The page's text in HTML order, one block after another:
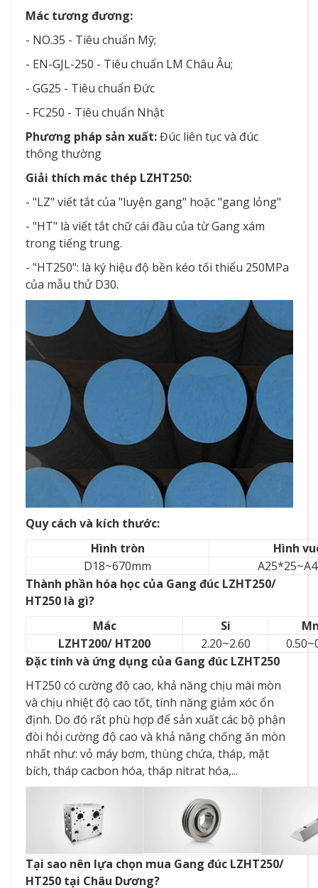
Mác tương đương:
- NO.35 - Tiêu chuẩn Mỹ;
- EN-GJL-250 - Tiêu chuẩn LM Châu Âu;
- GG25 - Tiêu chuẩn Đức
- FC250 - Tiêu chuẩn Nhật
Phương pháp sản xuất:Đúc liên tục và đúc
thông thường
Giải thích mác thép LZHT250:
- "LZ" viết tắt của "luyện gang" hoặc "gang lỏng"
- "HT" là viết tắt chữ cái đầu của từ Gang xám
trong tiếng trung.
- "HT250": là ký hiệu độ bền kéo tối thiểu 250MPa
của mẫu thử D30.
Quy cách và kích thước:
Hình tròn
Hình
D18~670mm
Thành phần hóa học của Gang đúc LZHT250/
HT250 là gì?
Mác
Si
LZHT200/ HT200
2.20~2.60
Đặc tính và ứng dụng của Gang đúc LZHT250
HT250 có cường độ cao, khả năng chịu mài mòn
và chịu nhiệt độ cao tốt, tính năng giảm xóc ổn
định. Do đó rất phù hợp để sản xuất các bộ phận
đòi hỏi cường độ cao và khả năng chống ăn mòn
nhất như: vỏ máy bơm, thùng chứa, tháp, mặt
bích, tháp cacbon hóa, tháp nitrat hóa,...
Tại sao nên lựa chọn mua Gang đúc LZHT250/
HT250 tại Châu Dương?